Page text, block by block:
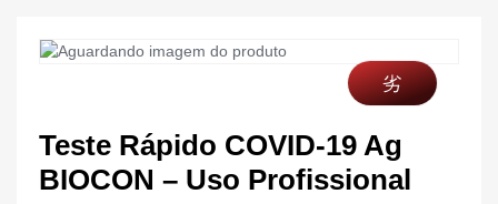
Teste Rápido COVID-19 Ag
BIOCON – Uso Profissional